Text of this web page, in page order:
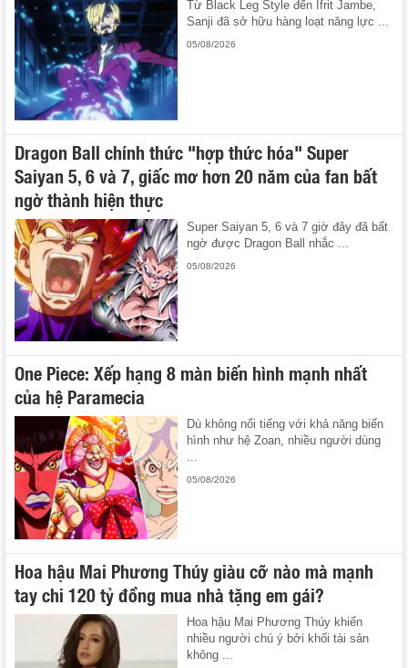
Từ Black Leg Style đến Ifrit Jambe,
Sanji đã sở hữu hàng loạt năng lực ...
05/08/2026
Dragon Ball chính thức "hợp thức hóa" Super
Saiyan 5, 6 và 7, giấc mơ hơn 20 năm của fan bất
ngờ thành hiện thực
Super Saiyan 5, 6 và 7 giờ đây đã bất
ngờ được Dragon Ball nhắc ...
05/08/2026
One Piece: Xếp hạng 8 màn biến hình mạnh nhất
của hệ Paramecia
Dù không nổi tiếng với khả năng biến
hình như hệ Zoan, nhiều người dùng
...
05/08/2026
Hoa hậu Mai Phương Thúy giàu cỡ nào mà mạnh
tay chi 120 tỷ đồng mua nhà tặng em gái?
Hoa hậu Mai Phương Thúy khiến
nhiều người chú ý bởi khối tài sản
không ...